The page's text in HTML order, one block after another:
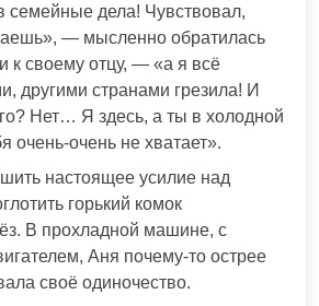
семейные дела! Чувствовал,
— мысленно обратилась
к своему отцу, — «а я всё
другими странами грезила! И
Нет… Я здесь, а ты в холодной
очень-очень не хватает».
настоящее усилие над
горький комок
В прохладной машине, с
Аня почему-то острее
своё одиночество.